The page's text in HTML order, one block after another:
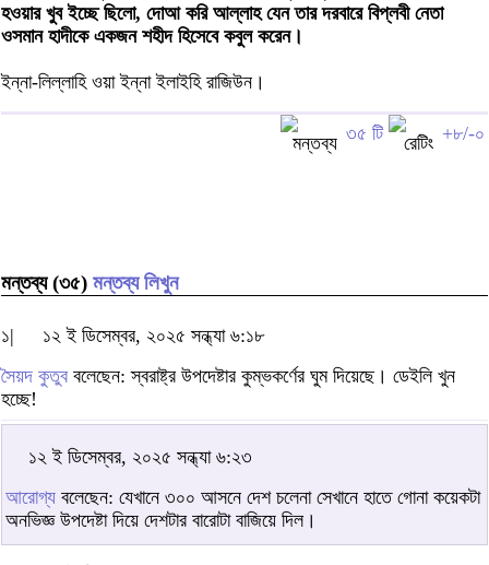
হওয়ার খুব ইচ্ছে ছিলো, দোআ করি আল্লাহ যেন তার দরবারে বিপ্লবী নেতা
ওসমান হাদীকে একজন শহীদ হিসেবে কবুল করেন।
ইন্না-লিল্লাহি ওয়া ইন্না ইলাইহি রাজিউন।
৩৫ টি +৮/-০
মন্তব্য (৩৫) মন্তব্য লিখুন
১|
১২ ই ডিসেম্বর, ২০২৫ সন্ধ্যা ৬:১৮
সৈয়দ কুতুব বলেছেন: স্বরাষ্ট্র উপদেষ্টার কুম্ভকর্ণের ঘুম দিয়েছে। ডেইলি খুন
হচ্ছে!
১২ ই ডিসেম্বর, ২০২৫ সন্ধ্যা ৬:২৩
আরোগ্য বলেছেন: যেখানে ৩০০ আসনে দেশ চলেনা সেখানে হাতে গোনা কয়েকটা
অনভিজ্ঞ উপদেষ্টা দিয়ে দেশটার বারোটা বাজিয়ে দিল।